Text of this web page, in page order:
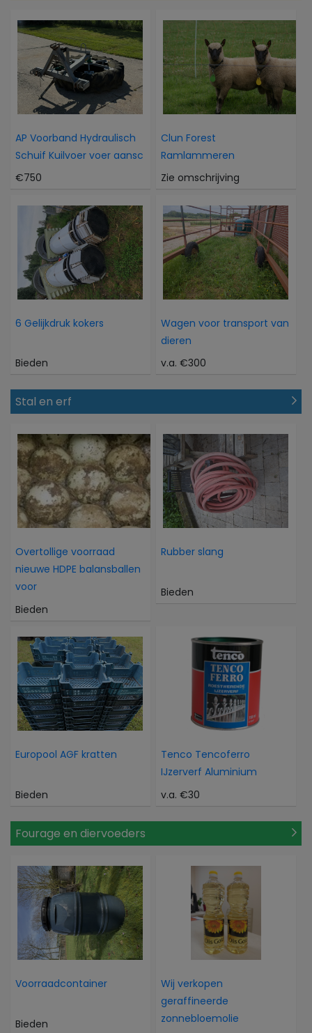
AP Voorband Hydraulisch
Schuif Kuilvoer voer aansc
€750
Clun Forest
Ramlammeren
Zie omschrijving
6 Gelijkdruk kokers
Bieden
Wagen voor transport van
dieren
v.a. €300
Stal en erf
Overtollige voorraad
nieuwe HDPE balansballen
voor
Bieden
Rubber slang
Bieden
Europool AGF kratten
Bieden
Tenco Tencoferro
IJzerverf Aluminium
v.a. €30
Fourage en diervoeders
Voorraadcontainer
Bieden
Wij verkopen
geraffineerde
zonnebloemolie